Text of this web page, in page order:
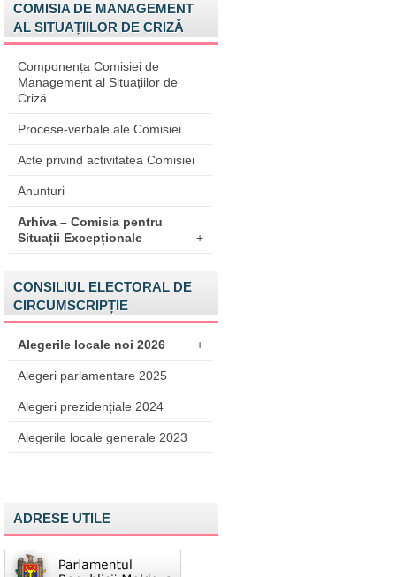
COMISIA DE MANAGEMENT
AL SITUAȚIILOR DE CRIZĂ
Componența Comisiei de
Management al Situațiilor de
Criză
Procese-verbale ale Comisiei
Acte privind activitatea Comisiei
Anunțuri
Arhiva – Comisia pentru
Situații Excepționale
+
CONSILIUL ELECTORAL DE
CIRCUMSCRIPȚIE
Alegerile locale noi 2026 +
Alegeri parlamentare 2025
Alegeri prezidențiale 2024
Alegerile locale generale 2023
ADRESE UTILE